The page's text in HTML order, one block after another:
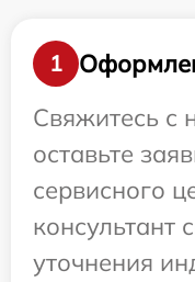
1
Свяжитесь с
оставьте
сервисного
консультант
уточнения